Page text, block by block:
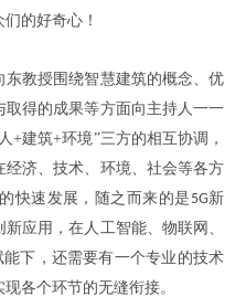
的好奇心！
东教授围绕智慧建筑的概念、优
得的成果等方面向主持人一一
+建筑+环境”三方的相互协调 ，
经济、技术、 环境、 社会等各方
快速发展 ， 随之而来的是 5G新
新应用 ，在人工智能、 物联网 、
能下 ， 还需要有一个专业的技术
现各个环节的无缝衔接。